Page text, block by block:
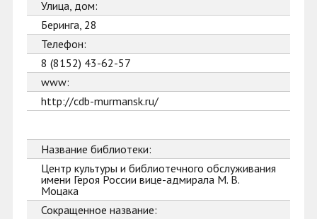
Улица, дом:
Беринга, 28
Телефон:
8 (8152) 43-62-57
www:
http://cdb-murmansk.ru/
Название библиотеки:
Центр культуры и библиотечного обслуживания
имени Героя России вице-адмирала М. В.
Моцака
Сокращенное название: